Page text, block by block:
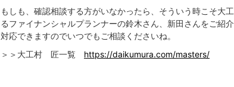
もしも、確認相談する方がいなかったら、そういう時こそ大
るファイナンシャルプランナーの鈴木さん、新田さんをご紹
対応できますのでいつでもご相談くださいね。
＞＞大工村 匠一覧 https://daikumura.com/masters/